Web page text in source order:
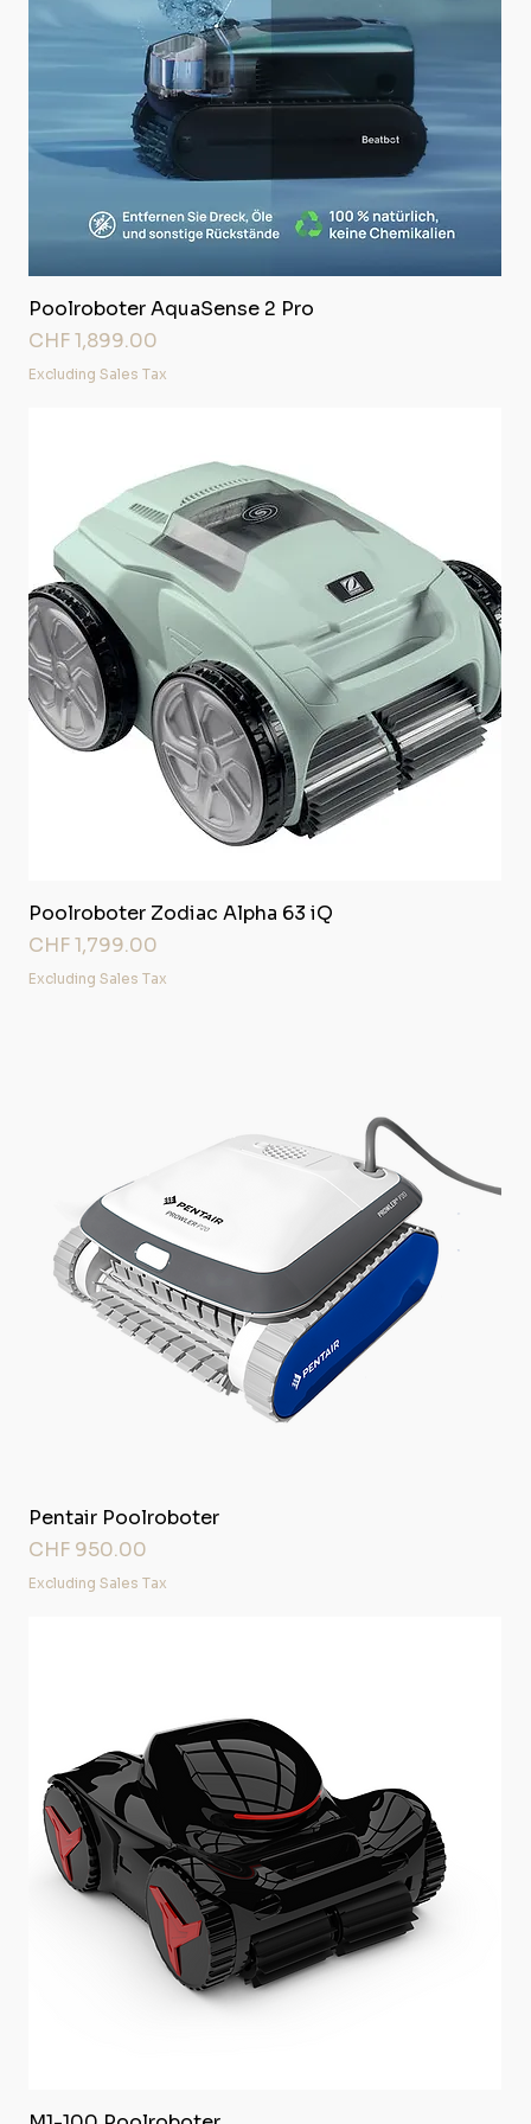
Poolroboter AquaSense 2 Pro
Price
CHF 1,899.00
Excluding Sales Tax
Poolroboter Zodiac Alpha 63 iQ
Price
CHF 1,799.00
Excluding Sales Tax
Pentair Poolroboter
Price
CHF 950.00
Excluding Sales Tax